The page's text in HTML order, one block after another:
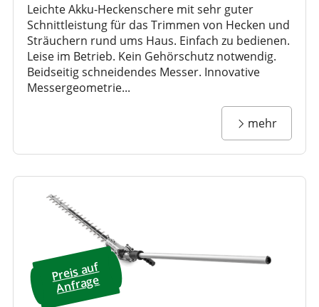
Leichte Akku-Heckenschere mit sehr guter
Schnittleistung für das Trimmen von Hecken und
Sträuchern rund ums Haus. Einfach zu bedienen.
Leise im Betrieb. Kein Gehörschutz notwendig.
Beidseitig schneidendes Messer. Innovative
Messergeometrie...
mehr
Preis a
uf
A
nfrage